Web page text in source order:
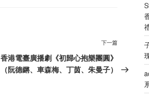
下
篇
下一篇
香港電臺廣播劇《初歸心抱樂團圓》
（阮德鏘、車森梅、丁茵、朱曼子）